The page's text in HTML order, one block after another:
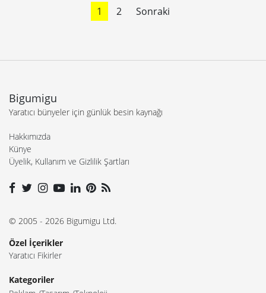
1 2 Sonraki
Bigumigu
Yaratıcı bünyeler için günlük besin kaynağı
Hakkımızda
Künye
Üyelik, Kullanım ve Gizlilik Şartları
© 2005 - 2026 Bigumigu Ltd.
Özel İçerikler
Yaratıcı Fikirler
Kategoriler